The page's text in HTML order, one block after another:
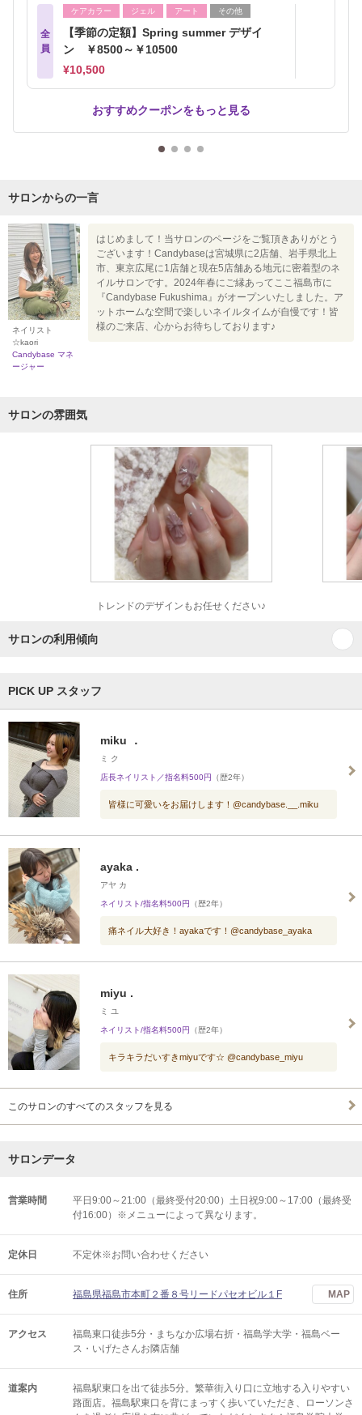
全
員
ケアカラー ジェル アート その他
【季節の定額】Spring summer デザイ
ン ￥8500～￥10500
¥10,500
おすすめクーポンをもっと見る
サロンからの一言
ネイリスト
☆kaori
Candybase マネ
ージャー
はじめまして！当サロンのページをご覧頂きありがとう
ございます！Candybaseは宮城県に2店舗、岩手県北上
市、東京広尾に1店舗と現在5店舗ある地元に密着型のネ
イルサロンです。2024年春にご縁あってここ福島市に
『Candybase Fukushima』がオープンいたしました。ア
ットホームな空間で楽しいネイルタイムが自慢です！皆
様のご来店、心からお待ちしております♪
サロンの雰囲気
トレンドのデザインもお任せください♪
サロンの利用傾向
PICK UP スタッフ
miku ．
ミ ク
店長ネイリスト／指名料500円 （歴2年）
皆様に可愛いをお届けします！@candybase.__.miku
ayaka .
アヤ カ
ネイリスト/指名料500円 （歴2年）
痛ネイル大好き！ayakaです！@candybase_ayaka
miyu .
ミ ユ
ネイリスト/指名料500円 （歴2年）
キラキラだいすきmiyuです☆ @candybase_miyu
このサロンのすべてのスタッフを見る
サロンデータ
営業時間
平日9:00～21:00（最終受付20:00）土日祝9:00～17:00（最終受
付16:00）※メニューによって異なります。
定休日 不定休※お問い合わせください
住所 福島県福島市本町２番８号リードパセオビル１F MAP
アクセス
福島東口徒歩5分・まちなか広場右折・福島学大学・福島ベー
ス・いげたさんお隣店舗
道案内
福島駅東口を出て徒歩5分。繁華街入り口に立地する入りやすい
路面店。福島駅東口を背にまっすく歩いていただき、ローソンさ